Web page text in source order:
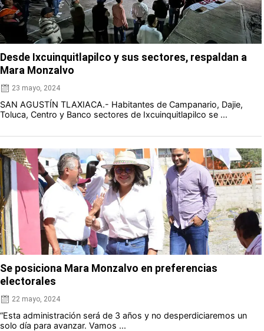
Desde Ixcuinquitlapilco y sus sectores, respaldan a
Mara Monzalvo
23 mayo, 2024
SAN AGUSTÍN TLAXIACA.- Habitantes de Campanario, Dajie,
Toluca, Centro y Banco sectores de Ixcuinquitlapilco se ...
Se posiciona Mara Monzalvo en preferencias
electorales
22 mayo, 2024
“Esta administración será de 3 años y no desperdiciaremos un
solo día para avanzar. Vamos ...